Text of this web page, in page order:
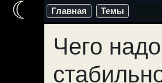
Перейти
содержимому
Главная Темы
Чего
☾